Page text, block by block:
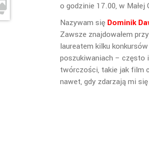
o godzinie 17.00, w
Nazywam się Dominik
Zawsze znajdowałem
laureatem kilku
poszukiwaniach – często
twórczości, takie jak film
nawet, gdy zdarzają mi